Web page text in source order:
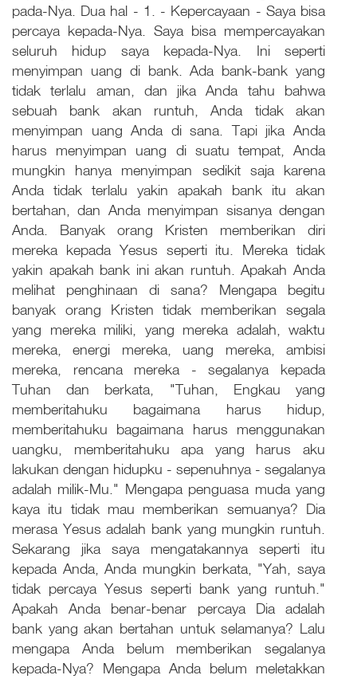
pada-Nya. Dua hal - 1. - Kepercayaan - Saya bisa
percaya kepada-Nya. Saya bisa mempercayakan
seluruh hidup saya kepada-Nya. Ini seperti
menyimpan uang di bank. Ada bank-bank yang
tidak terlalu aman, dan jika Anda tahu bahwa
sebuah bank akan runtuh, Anda tidak akan
menyimpan uang Anda di sana. Tapi jika Anda
harus menyimpan uang di suatu tempat, Anda
mungkin hanya menyimpan sedikit saja karena
Anda tidak terlalu yakin apakah bank itu akan
bertahan, dan Anda menyimpan sisanya dengan
Anda. Banyak orang Kristen memberikan diri
mereka kepada Yesus seperti itu. Mereka tidak
yakin apakah bank ini akan runtuh. Apakah Anda
melihat penghinaan di sana? Mengapa begitu
banyak orang Kristen tidak memberikan segala
yang mereka miliki, yang mereka adalah, waktu
mereka, energi mereka, uang mereka, ambisi
mereka, rencana mereka - segalanya kepada
Tuhan dan berkata, "Tuhan, Engkau yang
memberitahuku bagaimana harus hidup,
memberitahuku bagaimana harus menggunakan
uangku, memberitahuku apa yang harus aku
lakukan dengan hidupku - sepenuhnya - segalanya
adalah milik-Mu." Mengapa penguasa muda yang
kaya itu tidak mau memberikan semuanya? Dia
merasa Yesus adalah bank yang mungkin runtuh.
Sekarang jika saya mengatakannya seperti itu
kepada Anda, Anda mungkin berkata, "Yah, saya
tidak percaya Yesus seperti bank yang runtuh."
Apakah Anda benar-benar percaya Dia adalah
bank yang akan bertahan untuk selamanya? Lalu
mengapa Anda belum memberikan segalanya
kepada-Nya? Mengapa Anda belum meletakkan